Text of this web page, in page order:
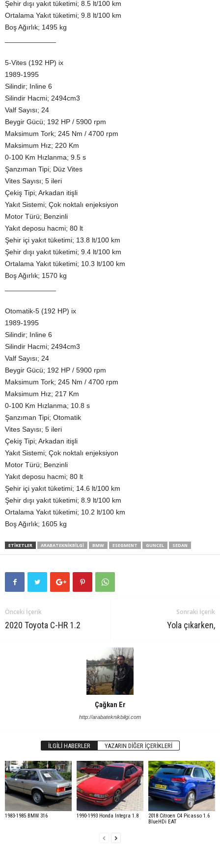
Şehir dışı yakıt tüketimi; 8.5 lt/100 km
Ortalama Yakıt tüketimi; 9.8 lt/100 km
Boş Ağırlık; 1495 kg
5-Vites (192 HP) ix
1989-1995
Silindir; Inline 6
Silindir Hacmi; 2494cm3
Valf Sayısı; 24
Beygir Gücü; 192 HP / 5900 rpm
Maksimum Tork; 245 Nm / 4700 rpm
Maksimum Hız; 220 Km
0-100 Km Hızlanma; 9.5 s
Şanzıman Tipi; Düz Vites
Vites Sayısı; 5 ileri
Çekiş Tipi; Arkadan itişli
Yakıt Sistemi; Çok noktalı enjeksiyon
Motor Türü; Benzinli
Yakıt deposu hacmi; 80 lt
Şehir içi yakıt tüketimi; 13.8 lt/100 km
Şehir dışı yakıt tüketimi; 9.4 lt/100 km
Ortalama Yakıt tüketimi; 10.3 lt/100 km
Boş Ağırlık; 1570 kg
Otomatik-5 (192 HP) ix
1989-1995
Silindir; Inline 6
Silindir Hacmi; 2494cm3
Valf Sayısı; 24
Beygir Gücü; 192 HP / 5900 rpm
Maksimum Tork; 245 Nm / 4700 rpm
Maksimum Hız; 217 Km
0-100 Km Hızlanma; 10.8 s
Şanzıman Tipi; Otomatik
Vites Sayısı; 5 ileri
Çekiş Tipi; Arkadan itişli
Yakıt Sistemi; Çok noktalı enjeksiyon
Motor Türü; Benzinli
Yakıt deposu hacmi; 80 lt
Şehir içi yakıt tüketimi; 14.6 lt/100 km
Şehir dışı yakıt tüketimi; 8.9 lt/100 km
Ortalama Yakıt tüketimi; 10.2 lt/100 km
Boş Ağırlık; 1605 kg
ETIKETLER ARABATEKNIKBILGI BMW ESEGMENT GUNCEL SEDAN
Önceki İçerik
2020 Toyota C-HR 1.2
Sonraki İçerik
Yola çıkarken,
Çağkan Er
http://arabateknikbilgi.com
İLGILI HABERLER YAZARIN DIĞER İÇERIKLERI
1983-1985 BMW 316 1990-1993 Honda Integra 1.8
2018 Citroen C4 Picasso 1.6
BlueHDi EAT